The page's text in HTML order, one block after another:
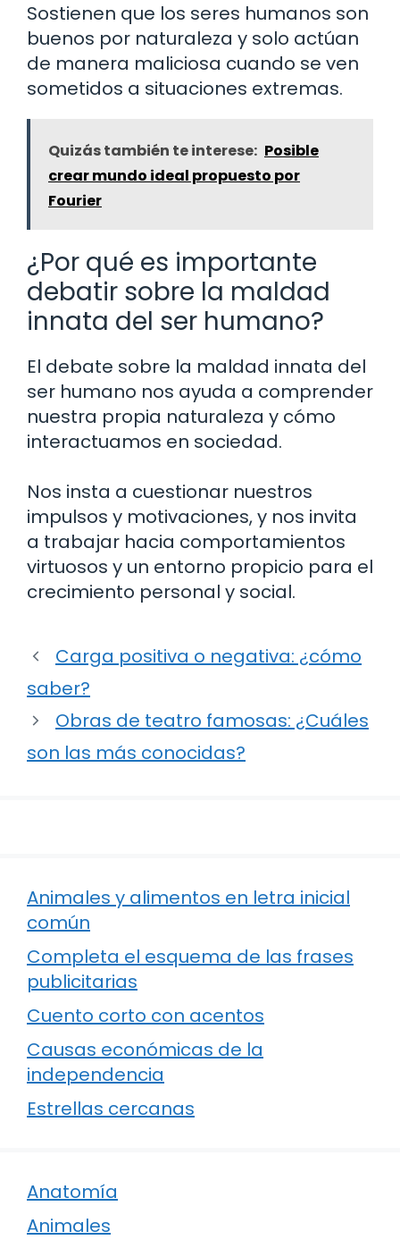
Sostienen que los seres humanos son
buenos por naturaleza y solo actúan
de manera maliciosa cuando se ven
sometidos a situaciones extremas.
Quizás también te interese: Posible
crear mundo ideal propuesto por
Fourier
¿Por qué es importante
debatir sobre la maldad
innata del ser humano?
El debate sobre la maldad innata del
ser humano nos ayuda a comprender
nuestra propia naturaleza y cómo
interactuamos en sociedad.
Nos insta a cuestionar nuestros
impulsos y motivaciones, y nos invita
a trabajar hacia comportamientos
virtuosos y un entorno propicio para el
crecimiento personal y social.
Carga positiva o negativa: ¿cómo
saber?
Obras de teatro famosas: ¿Cuáles
son las más conocidas?
Animales y alimentos en letra inicial
común
Completa el esquema de las frases
publicitarias
Cuento corto con acentos
Causas económicas de la
independencia
Estrellas cercanas
Anatomía
Animales